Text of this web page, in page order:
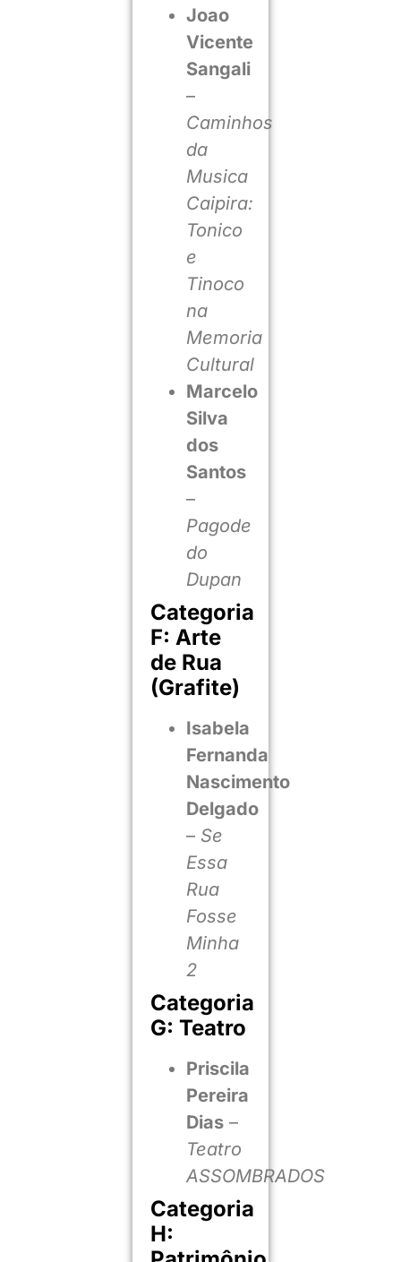
Joao
Vicente
Sangali
–
Caminhos
da
Musica
Caipira:
Tonico
e
Tinoco
na
Memoria
Cultural
Marcelo
Silva
dos
Santos
–
Pagode
do
Dupan
Categoria
F: Arte
de Rua
(Grafite)
Isabela
Fernanda
Nascimento
Delgado
– Se
Essa
Rua
Fosse
Minha
2
Categoria
G: Teatro
Priscila
Pereira
Dias–
Teatro
ASSOMBRADOS
Categoria
H: